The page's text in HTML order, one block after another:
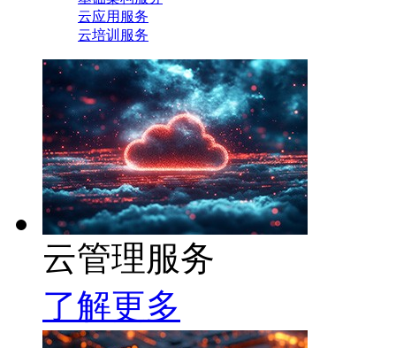
云应用服务
云培训服务
云管理服务
了解更多